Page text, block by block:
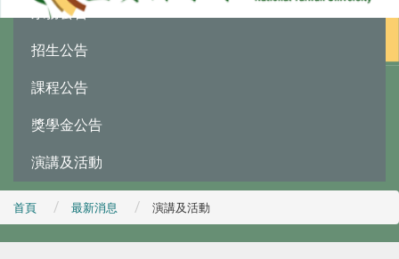
系務公告
招生公告
課程公告
獎學金公告
演講及活動
首頁 最新消息 演講及活動